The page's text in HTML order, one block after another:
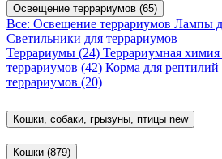
Освещение террариумов (65)
Все: Освещение террариумов Лампы
Светильники для террариумов
Террариумы (24) Террариумная химия
террариумов (42) Корма для рептилий
террариумов (20)
Кошки, собаки, грызуны, птицы new
Кошки (879)